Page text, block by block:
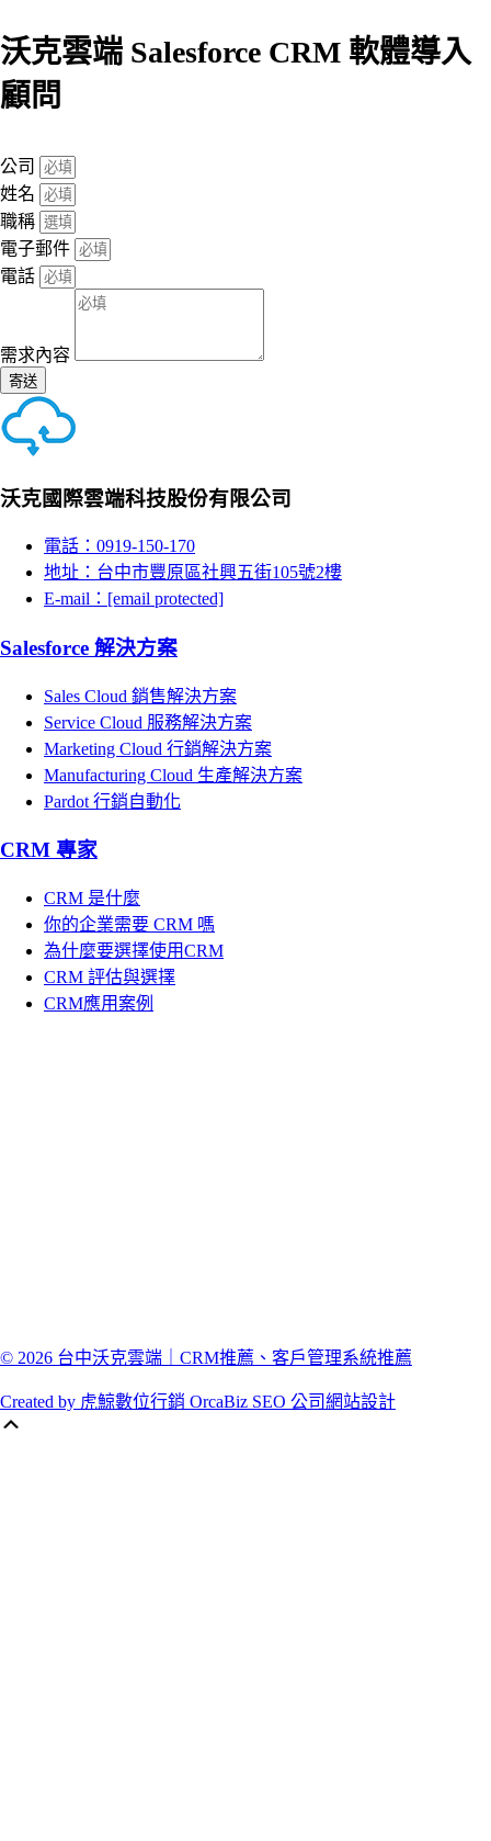
沃克雲端 Salesforce CRM 軟體導入
顧問
公司
姓名
職稱
電子郵件
電話
需求內容
寄送
沃克國際雲端科技股份有限公司
電話：0919-150-170
地址：台中市豐原區社興五街105號2樓
E-mail： [email protected]
Salesforce 解決方案
Sales Cloud 銷售解決方案
Service Cloud 服務解決方案
Marketing Cloud 行銷解決方案
Manufacturing Cloud 生產解決方案
Pardot 行銷自動化
CRM 專家
CRM 是什麼
你的企業需要 CRM 嗎
為什麼要選擇使用CRM
CRM 評估與選擇
CRM應用案例
© 2026 台中沃克雲端｜CRM推薦、客戶管理系統推薦
Created by 虎鯨數位行銷 OrcaBiz SEO 公司網站設計